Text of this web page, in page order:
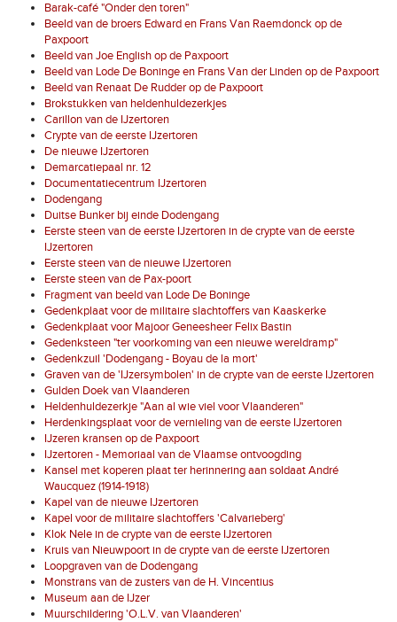
Barak-café "Onder den toren"
Beeld van de broers Edward en Frans Van Raemdonck op de
Paxpoort
Beeld van Joe English op de Paxpoort
Beeld van Lode De Boninge en Frans Van der Linden op de Paxpoort
Beeld van Renaat De Rudder op de Paxpoort
Brokstukken van heldenhuldezerkjes
Carillon van de IJzertoren
Crypte van de eerste IJzertoren
De nieuwe IJzertoren
Demarcatiepaal nr. 12
Documentatiecentrum IJzertoren
Dodengang
Duitse Bunker bij einde Dodengang
Eerste steen van de eerste IJzertoren in de crypte van de eerste
IJzertoren
Eerste steen van de nieuwe IJzertoren
Eerste steen van de Pax-poort
Fragment van beeld van Lode De Boninge
Gedenkplaat voor de militaire slachtoffers van Kaaskerke
Gedenkplaat voor Majoor Geneesheer Felix Bastin
Gedenksteen "ter voorkoming van een nieuwe wereldramp"
Gedenkzuil 'Dodengang - Boyau de la mort'
Graven van de 'IJzersymbolen' in de crypte van de eerste IJzertoren
Gulden Doek van Vlaanderen
Heldenhuldezerkje "Aan al wie viel voor Vlaanderen"
Herdenkingsplaat voor de vernieling van de eerste IJzertoren
IJzeren kransen op de Paxpoort
IJzertoren - Memoriaal van de Vlaamse ontvoogding
Kansel met koperen plaat ter herinnering aan soldaat André
Waucquez (1914-1918)
Kapel van de nieuwe IJzertoren
Kapel voor de militaire slachtoffers 'Calvarieberg'
Klok Nele in de crypte van de eerste IJzertoren
Kruis van Nieuwpoort in de crypte van de eerste IJzertoren
Loopgraven van de Dodengang
Monstrans van de zusters van de H. Vincentius
Museum aan de IJzer
Muurschildering 'O.L.V. van Vlaanderen'